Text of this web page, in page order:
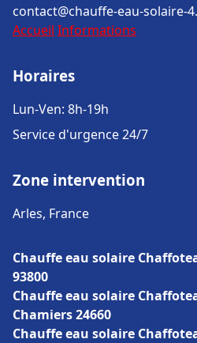
contact@chauffe-eau-solaire-
Accueil Informations
Horaires
Lun-Ven: 8h-19h
Service d'urgence 24/7
Zone intervention
Arles, France
Chauffe eau solaire
93800
Chauffe eau solaire
Chamiers 24660
Chauffe eau solaire